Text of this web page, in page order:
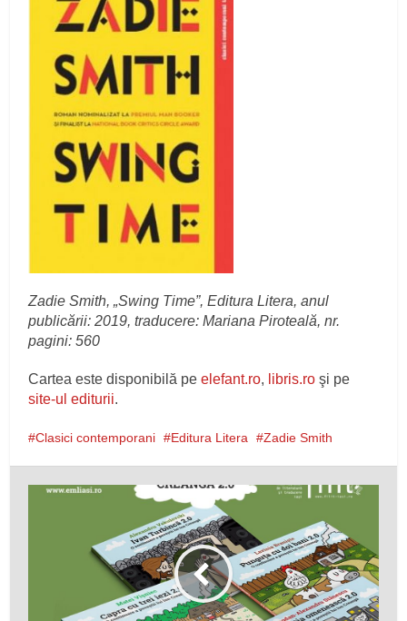
Zadie Smith, „Swing Time”, Editura Litera, anul
publicării: 2019, traducere: Mariana Piroteală, nr.
pagini: 560
Cartea este disponibilă peelefant.ro, libris.ro şi pe
site-ul editurii.
Clasici contemporani Editura Litera Zadie Smith